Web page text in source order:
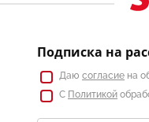
Подписка на
Даю согласие на
С Политикой